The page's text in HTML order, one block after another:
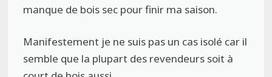
manque de bois sec pour finir ma saison.
Manifestement je ne suis pas un cas isolé car il
semble que la plupart des revendeurs soit à